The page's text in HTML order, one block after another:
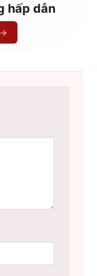
hấp dẫn
→